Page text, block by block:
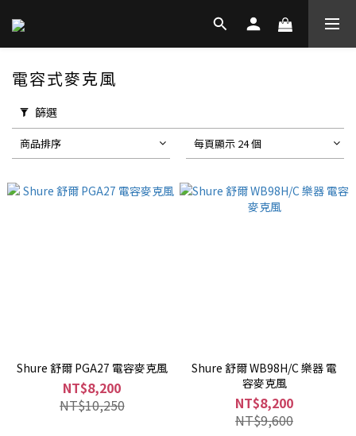
電容式麥克風
篩選
商品排序 每頁顯示 24 個
Shure 舒爾 PGA27 電容麥克風
NT$8,200
NT$10,250
Shure 舒爾 WB98H/C 樂器 電
容麥克風
NT$8,200
NT$9,600